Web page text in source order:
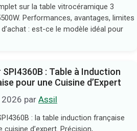
sur la table vitrocéramique 3
Performances, avantages, limites
: est-ce le modèle idéal pour
SPI4360B : Table à Induction
pour une Cuisine d’Expert
2026 par Assil
: la table induction française
cuisine d’expert. Précision,